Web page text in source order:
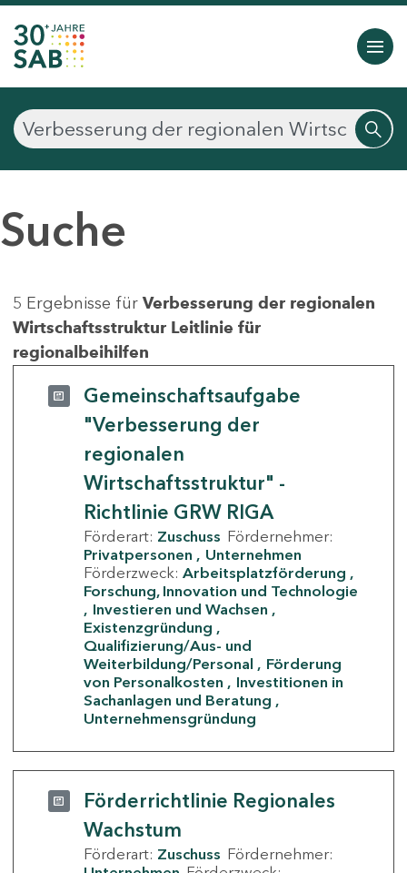
Suche
5 Ergebnisse für Verbesserung der regionalen
Wirtschaftsstruktur Leitlinie für
regionalbeihilfen
Gemeinschaftsaufgabe
"Verbesserung der
regionalen
Wirtschaftsstruktur" -
Richtlinie GRW RIGA
Förderart: Zuschuss Fördernehmer:
Privatpersonen
Unternehmen
Förderzweck: Arbeitsplatzförderung
Forschung, Innovation und Technologie
Investieren und Wachsen
Existenzgründung
Qualifizierung/Aus- und
Weiterbildung/Personal
Förderung
von Personalkosten
Investitionen in
Sachanlagen und Beratung
Unternehmensgründung
Förderrichtlinie Regionales
Wachstum
Förderart: Zuschuss Fördernehmer: